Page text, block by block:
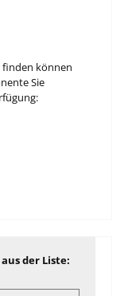
finden können
Sie
der Liste: